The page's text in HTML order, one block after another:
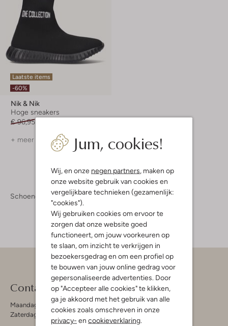
Jum, cookies!
Wij, en onze negen partners , maken op
onze website gebruik van cookies en
vergelijkbare technieken (gezamenlijk:
"cookies").
Wij gebruiken cookies om ervoor te
zorgen dat onze website goed
functioneert, om jouw voorkeuren op
te slaan, om inzicht te verkrijgen in
bezoekersgedrag en om een profiel op
te bouwen van jouw online gedrag voor
gepersonaliseerde advertenties. Door
op "Accepteer alle cookies" te klikken,
ga je akkoord met het gebruik van alle
cookies zoals omschreven in onze
privacy- en cookieverklaring
Laatste items
-60%
Nik & Nik
Hoge sneakers
€ 96,95
+ meer kleuren
Schoenen Kinderschoenen Meisjesschoenen
Contact
Maandag - Vrijdag 09:00 - 19:00 uur
Zaterdag 09:00 - 17:00 uur